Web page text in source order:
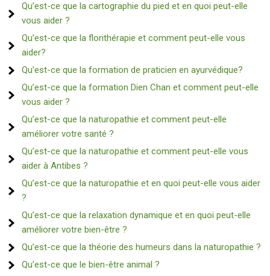
Qu’est-ce que la cartographie du pied et en quoi peut-elle
vous aider ?
Qu’est-ce que la florithérapie et comment peut-elle vous
aider?
Qu’est-ce que la formation de praticien en ayurvédique?
Qu’est-ce que la formation Dien Chan et comment peut-elle
vous aider ?
Qu’est-ce que la naturopathie et comment peut-elle
améliorer votre santé ?
Qu’est-ce que la naturopathie et comment peut-elle vous
aider à Antibes ?
Qu’est-ce que la naturopathie et en quoi peut-elle vous aider
?
Qu’est-ce que la relaxation dynamique et en quoi peut-elle
améliorer votre bien-être ?
Qu’est-ce que la théorie des humeurs dans la naturopathie ?
Qu’est-ce que le bien-être animal ?